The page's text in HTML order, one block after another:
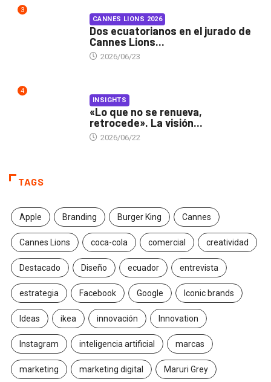
3
CANNES LIONS 2026
Dos ecuatorianos en el jurado de
Cannes Lions...
2026/06/23
4
INSIGHTS
«Lo que no se renueva,
retrocede». La visión...
2026/06/22
TAGS
Apple Branding Burger King Cannes
Cannes Lions coca-cola comercial creatividad
Destacado Diseño ecuador entrevista
estrategia Facebook Google Iconic brands
Ideas ikea innovación Innovation
Instagram inteligencia artificial marcas
marketing marketing digital Maruri Grey